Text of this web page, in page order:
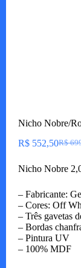
Nicho Nobre/
R$
O
R$
R$ 552,50O
atual
R$
Nicho Nobre
– Fabricante:
– Cores: Off
– Três gavetas
– Bordas
– Pintura UV
– 100% MDF